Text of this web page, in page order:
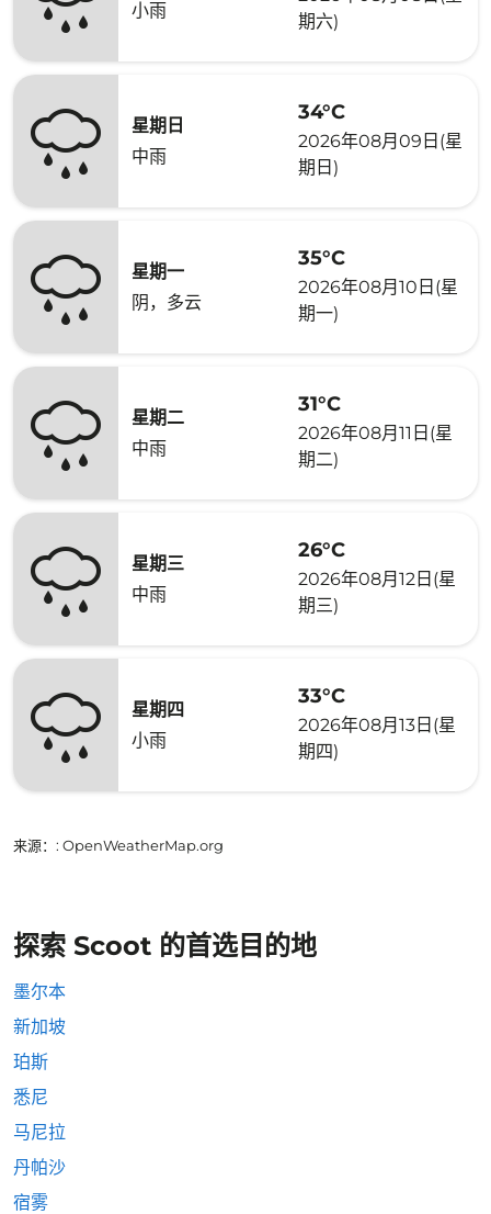
小雨
期六)
星期日
中雨
34°C
2026年08月09日(星
期日)
星期一
阴，多云
35°C
2026年08月10日(星
期一)
星期二
中雨
31°C
2026年08月11日(星
期二)
星期三
中雨
26°C
2026年08月12日(星
期三)
星期四
小雨
33°C
2026年08月13日(星
期四)
来源： : OpenWeatherMap.org
探索 Scoot 的首选目的地
墨尔本
新加坡
珀斯
悉尼
马尼拉
丹帕沙
宿雾